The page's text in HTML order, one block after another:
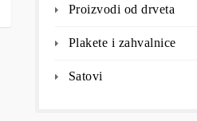
Proizvodi od drveta
Plakete i zahvalnice
Satovi